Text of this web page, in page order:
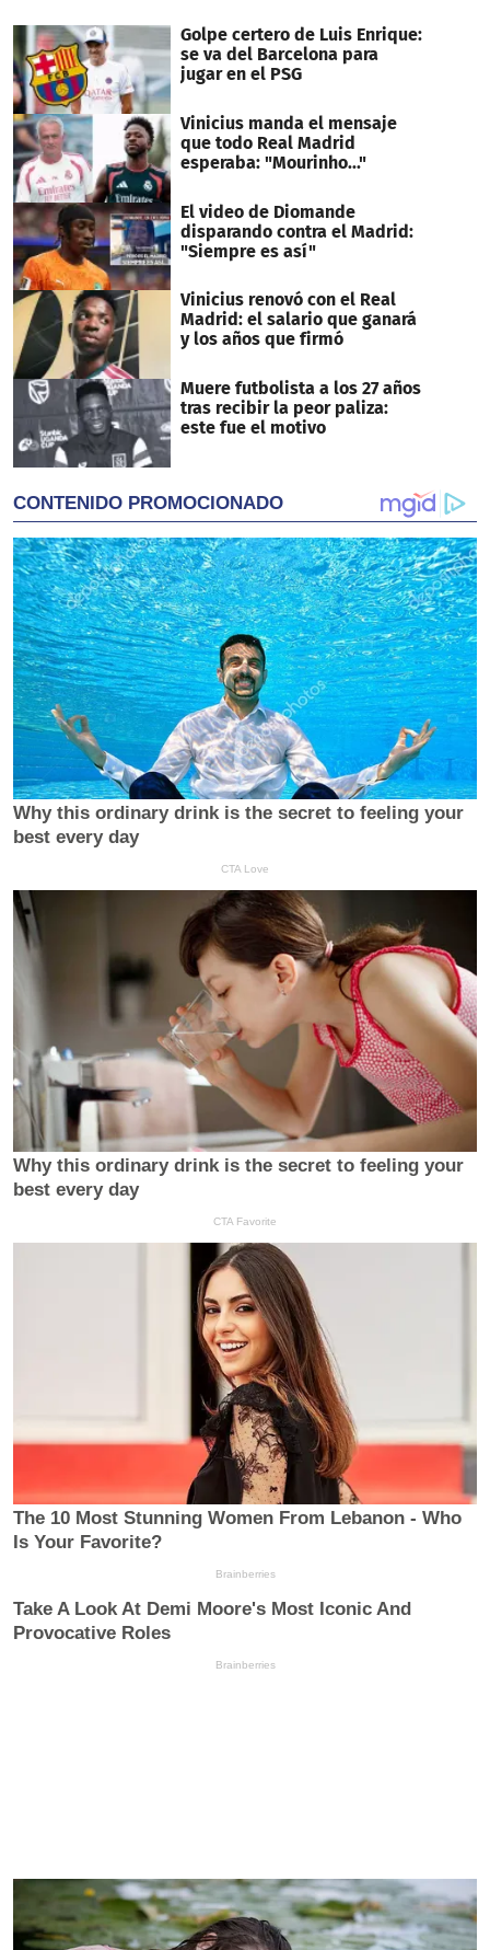
Golpe certero de Luis Enrique:
se va del Barcelona para
jugar en el PSG
Vinicius manda el mensaje
que todo Real Madrid
esperaba: "Mourinho..."
El video de Diomande
disparando contra el Madrid:
"Siempre es así"
Vinicius renovó con el Real
Madrid: el salario que ganará
y los años que firmó
Muere futbolista a los 27 años
tras recibir la peor paliza:
este fue el motivo